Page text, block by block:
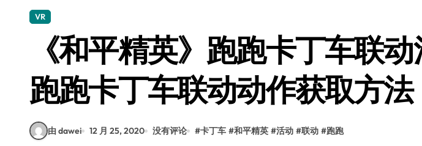
荣耀WIN资讯秒速get，手机管家加持潮人玩机快人一步！
VR
《和平精英》跑跑卡丁车联
跑跑卡丁车联动动作获取方法
由 dawei 12 月 25, 2020 没有评论 #卡丁车 #和平精英 #活动 #联动 #跑跑